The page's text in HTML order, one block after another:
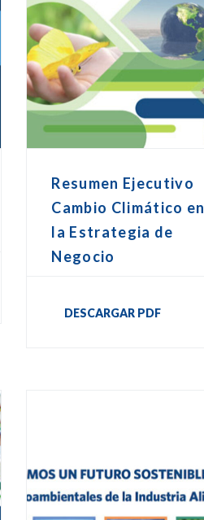
Resumen Ejecutivo
Cambio Climático en
la Estrategia de
Negocio
DESCARGAR PDF